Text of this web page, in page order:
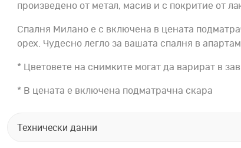
произведено от метал, масив и с покритие от
Спалня Милано е с включена в цената
орех. Чудесно легло за вашата спалня в
* Цветовете на снимките могат да варират в
* В цената е включена подматрачна скара
Технически данни